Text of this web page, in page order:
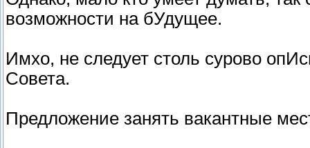
возможности на бУдущее.
Имхо, не следует столь сурово
Совета.
Предложение занять вакантные